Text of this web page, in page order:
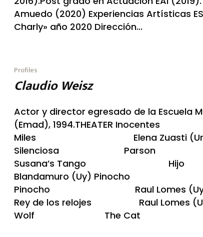
Amuedo (2020) Experiencias Artísticas
Charly» año 2020 Dirección...
Profiles
Claudio Weisz
Actor y director egresado de la Escuela
(Emad), 1994.THEATER
Miles Elena Zuasti
Silenciosa Parson
Susana’s Tango
Blandamuro (Uy)
Pinocho Raul Lomes
Rey de los relojes Raul Lomes
Wolf The Cat Israel